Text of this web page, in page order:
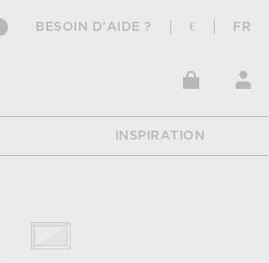
BESOIN D'AIDE ? € FR
INSPIRATION